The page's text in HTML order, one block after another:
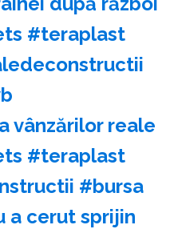
#teraplast
vânzărilor reale
#teraplast
#bursa
a cerut sprijin